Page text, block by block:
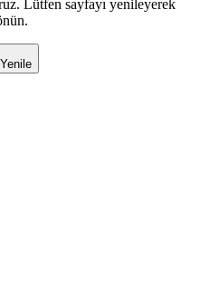
Lütfen sayfayı yenileyerek